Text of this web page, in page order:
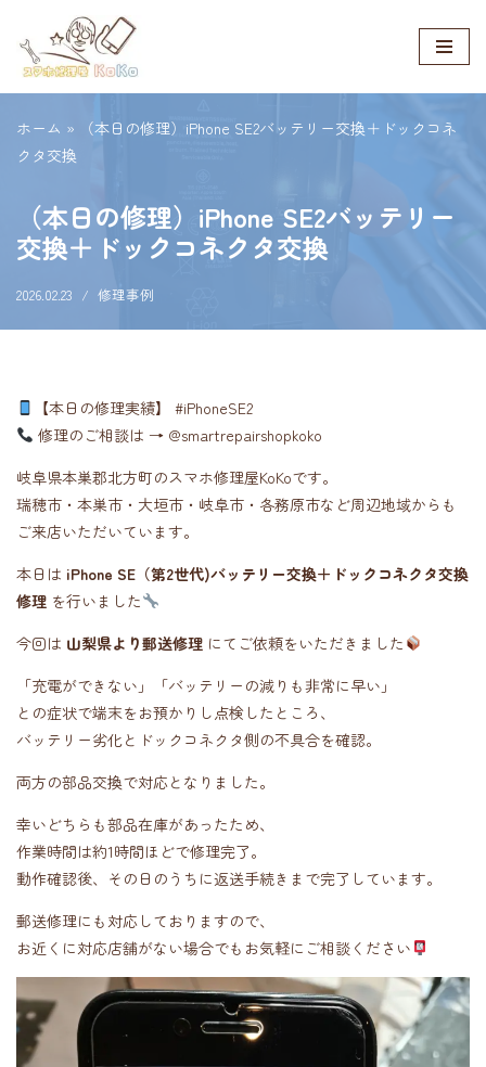
コ
ン
ツ
キ
プ
ホーム »
（本日の修理）iPhone SE2バッテリー交換＋ドックコネ
クタ交換
（本日の修理）iPhone SE2バッテリー
交換＋ドックコネクタ交換
2026.02.23 修理事例
【本日の修理実績】 #iPhoneSE2
修理のご相談は → @smartrepairshopkoko
岐阜県本巣郡北方町のスマホ修理屋KoKoです。
瑞穂市・本巣市・大垣市・岐阜市・各務原市など周辺地域からも
ご来店いただいています。
本日は iPhone SE（第2世代)バッテリー交換＋ドックコネクタ交換
修理 を行いました
今回は 山梨県より郵送修理 にてご依頼をいただきました
「充電ができない」「バッテリーの減りも非常に早い」
との症状で端末をお預かりし点検したところ、
バッテリー劣化とドックコネクタ側の不具合を確認。
両方の部品交換で対応となりました。
幸いどちらも部品在庫があったため、
作業時間は約1時間ほどで修理完了。
動作確認後、その日のうちに返送手続きまで完了しています。
郵送修理にも対応しておりますので、
お近くに対応店舗がない場合でもお気軽にご相談ください